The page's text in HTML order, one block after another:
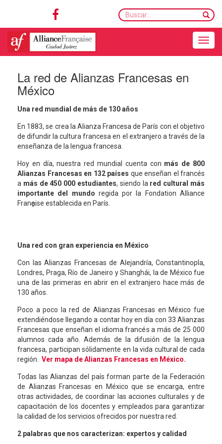
Buscar...
La red de Alianzas Francesas en
México
Una red mundial de más de 130 años
En 1883, se crea la Alianza Francesa de París con el objetivo
de difundir la cultura francesa en el extranjero a través de la
enseñanza de la lengua francesa.
Hoy en día, nuestra red mundial cuenta con más de 800
Alianzas Francesas en 132 países que enseñan el francés
a más de 450 000 estudiantes, siendo la red cultural más
importante del mundo regida por la Fondation Alliance
Franҫaise establecida en París.
Una red con gran experiencia en México
Con las Alianzas Francesas de Alejandría, Constantinopla,
Londres, Praga, Río de Janeiro y Shanghái, la de México fue
una de las primeras en abrir en el extranjero hace más de
130 años.
Poco a poco la red de Alianzas Francesas en México fue
extendiéndose llegando a contar hoy en día con 33 Alianzas
Francesas que enseñan el idioma francés a más de 25 000
alumnos cada año. Además de la difusión de la lengua
francesa, participan sólidamente en la vida cultural de cada
región. Ver mapa de Alianzas Francesas en México.
Todas las Alianzas del país forman parte de la Federación
de Alianzas Francesas en México que se encarga, entre
otras actividades, de coordinar las acciones culturales y de
capacitación de los docentes y empleados para garantizar
la calidad de los servicios ofrecidos por nuestra red.
2 palabras que nos caracterizan: expertos y calidad